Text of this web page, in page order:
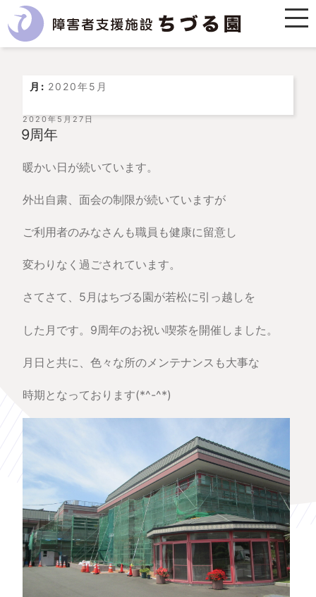
月: 2020年5月
投
稿
日:
2020年5月27日
9周年
暖かい日が続いています。
外出自粛、面会の制限が続いていますが
ご利用者のみなさんも職員も健康に留意し
変わりなく過ごされています。
さてさて、5月はちづる園が若松に引っ越しを
した月です。9周年のお祝い喫茶を開催しました。
月日と共に、色々な所のメンテナンスも大事な
時期となっております(*^-^*)